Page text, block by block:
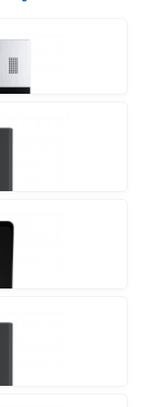
04
dostupný interkom
panel
vonkajší panel s
záberu